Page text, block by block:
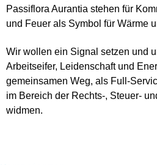
Passiflora Aurantia stehen für
und Feuer als Symbol für Wärme
Wir wollen ein Signal setzen und
Arbeitseifer, Leidenschaft und
gemeinsamen Weg, als Full-
im Bereich der Rechts-, Steuer-
widmen.